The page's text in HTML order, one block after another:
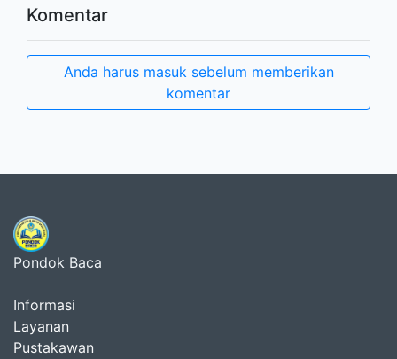
Komentar
Anda harus masuk sebelum memberikan
komentar
Pondok Baca
Informasi
Layanan
Pustakawan